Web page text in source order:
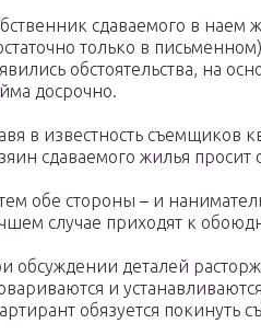
сдаваемого в наем
только в
обстоятельства, на
досрочно.
в известность съемщиков
сдаваемого жилья
обе стороны – и
случае приходят к
обсуждении деталей
и
обязуется покинуть